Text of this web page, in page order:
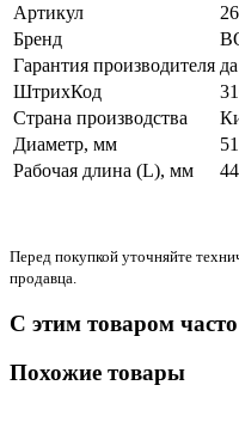
Артикул
Бренд
Гарантия производителя да
ШтрихКод
Страна производства
Диаметр, мм
51
Рабочая длина (L), мм
44
Перед покупкой уточняйте
продавца.
С этим товаром
Похожие товары